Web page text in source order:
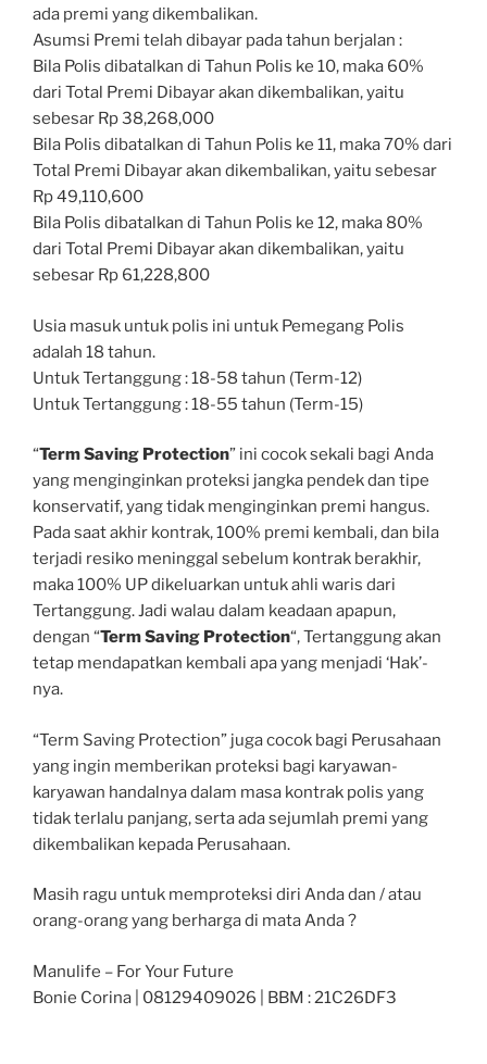
ada premi yang dikembalikan.
Asumsi Premi telah dibayar pada tahun berjalan :
Bila Polis dibatalkan di Tahun Polis ke 10, maka 60%
dari Total Premi Dibayar akan dikembalikan, yaitu
sebesar Rp 38,268,000
Bila Polis dibatalkan di Tahun Polis ke 11, maka 70% dari
Total Premi Dibayar akan dikembalikan, yaitu sebesar
Rp 49,110,600
Bila Polis dibatalkan di Tahun Polis ke 12, maka 80%
dari Total Premi Dibayar akan dikembalikan, yaitu
sebesar Rp 61,228,800
Usia masuk untuk polis ini untuk Pemegang Polis
adalah 18 tahun.
Untuk Tertanggung : 18-58 tahun (Term-12)
Untuk Tertanggung : 18-55 tahun (Term-15)
“Term Saving Protection” ini cocok sekali bagi Anda
yang menginginkan proteksi jangka pendek dan tipe
konservatif, yang tidak menginginkan premi hangus.
Pada saat akhir kontrak, 100% premi kembali, dan bila
terjadi resiko meninggal sebelum kontrak berakhir,
maka 100% UP dikeluarkan untuk ahli waris dari
Tertanggung. Jadi walau dalam keadaan apapun,
dengan “Term Saving Protection“, Tertanggung akan
tetap mendapatkan kembali apa yang menjadi ‘Hak’-
nya.
“Term Saving Protection” juga cocok bagi Perusahaan
yang ingin memberikan proteksi bagi karyawan-
karyawan handalnya dalam masa kontrak polis yang
tidak terlalu panjang, serta ada sejumlah premi yang
dikembalikan kepada Perusahaan.
Masih ragu untuk memproteksi diri Anda dan / atau
orang-orang yang berharga di mata Anda ?
Manulife – For Your Future
Bonie Corina | 08129409026 | BBM : 21C26DF3